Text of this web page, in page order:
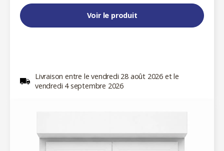
Voir le produit
Livraison entre le vendredi 28 août 2026 et le
vendredi 4 septembre 2026